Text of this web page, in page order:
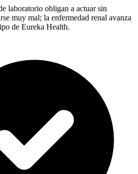
laboratorio obligan a actuar sin
muy mal; la enfermedad renal avanza
de Eureka Health.